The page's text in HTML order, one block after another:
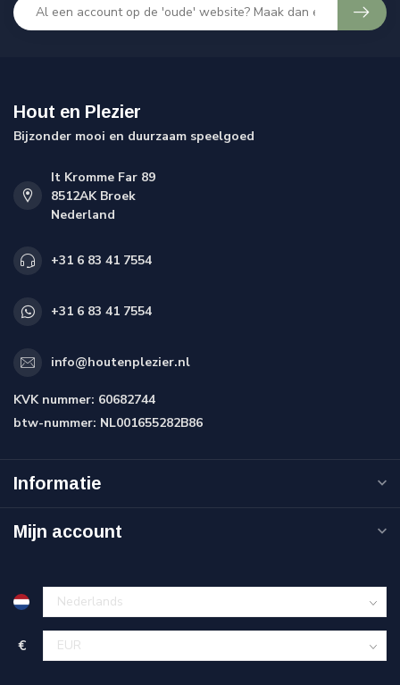
Hout en Plezier
Bijzonder mooi en duurzaam speelgoed
It Kromme Far 89
8512AK Broek
Nederland
+31 6 83 41 7554
+31 6 83 41 7554
info@houtenplezier.nl
KVK nummer: 60682744
btw-nummer: NL001655282B86
Informatie
Mijn account
€